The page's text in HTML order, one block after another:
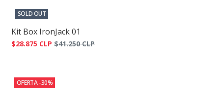
SOLD OUT
Kit Box IronJack 01
$28.875 CLP $41.250 CLP
OFERTA -30%